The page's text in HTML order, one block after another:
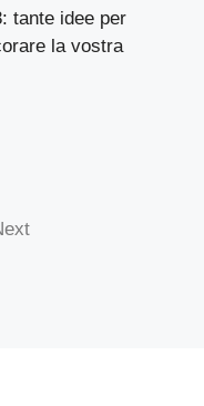
tante idee per
la vostra